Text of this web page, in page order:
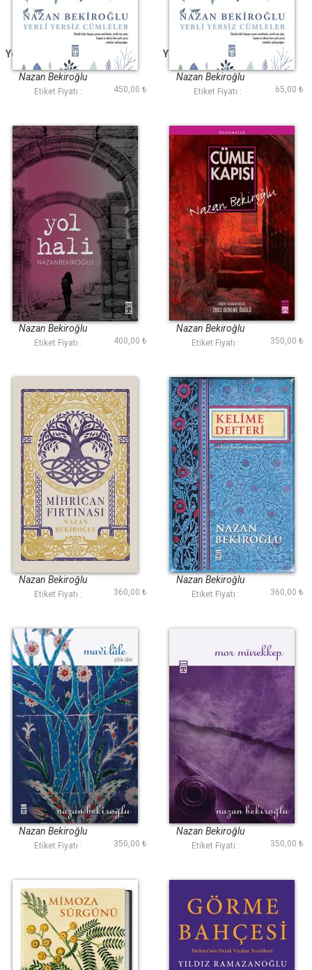
Yerli Yersiz Cümleler
Nazan Bekiroğlu
Etiket Fiyatı : 450,00 ₺
Yerli Yersiz Cümleler
(Bez Ciltli)
Nazan Bekiroğlu
Etiket Fiyatı : 65,00 ₺
Yol Hali
Nazan Bekiroğlu
Etiket Fiyatı : 400,00 ₺
Cümle Kapısı
Nazan Bekiroğlu
Etiket Fiyatı : 350,00 ₺
Mihrican Fırtınası
Nazan Bekiroğlu
Etiket Fiyatı : 360,00 ₺
Kelime Defteri
Nazan Bekiroğlu
Etiket Fiyatı : 360,00 ₺
Mavi Lâle
Nazan Bekiroğlu
Etiket Fiyatı : 350,00 ₺
Mor Mürekkep
Nazan Bekiroğlu
Etiket Fiyatı : 350,00 ₺